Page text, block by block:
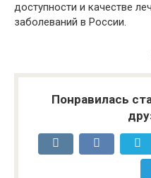
доступности и качестве
заболеваний в России.
Понравилась